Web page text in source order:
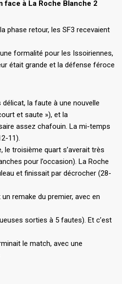
face à La Roche Blanche 2
phase retour, les SF3 recevaient
formalité pour les Issoiriennes,
était grande et la défense féroce
la faute à une nouvelle
et saute »), et la
assez chafouin. La mi-temps
11).
le troisième quart s’averait très
pour l’occasion). La Roche
et finissait par décrocher (28-
remake du premier, avec en
sorties à 5 fautes). Et c’est
le match, avec une